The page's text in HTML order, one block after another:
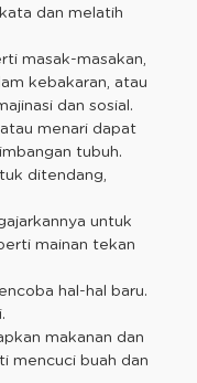
dan melatih
masak-masakan,
kebakaran, atau
dan sosial.
menari dapat
tubuh.
ditendang,
untuk
mainan tekan
hal-hal baru.
makanan dan
mencuci buah dan